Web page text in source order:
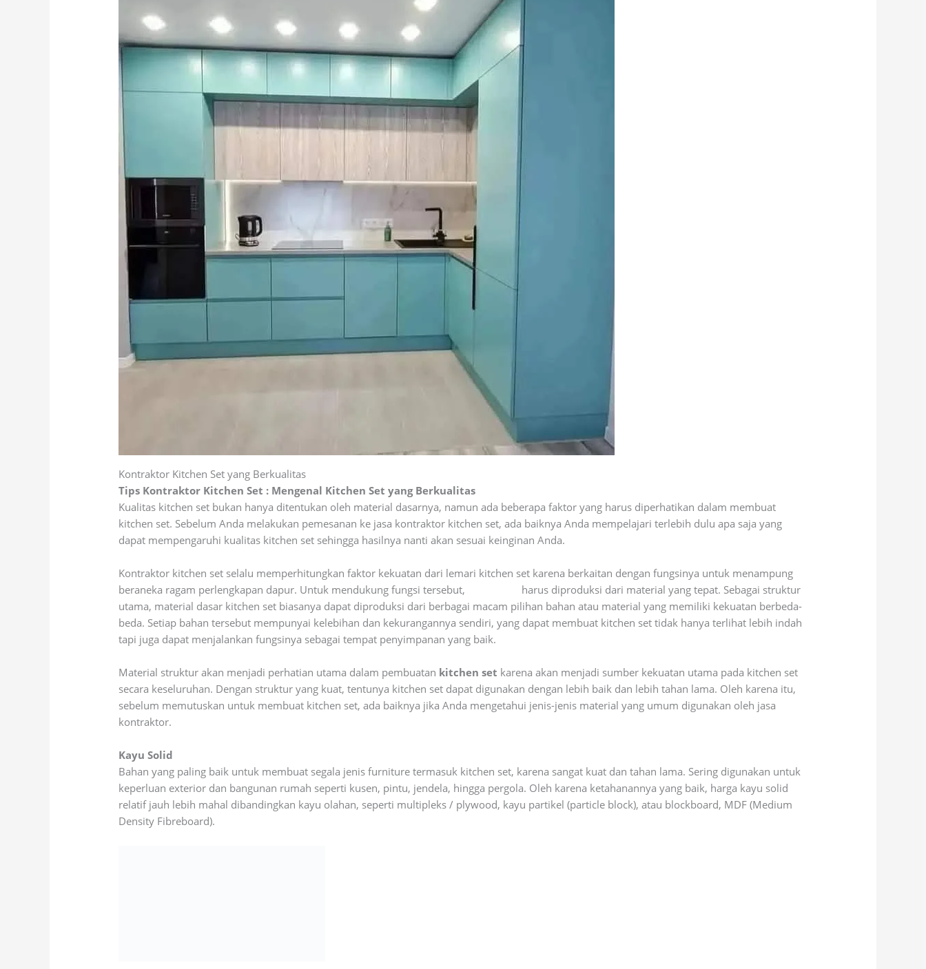
Kontraktor Kitchen Set yang Berkualitas
Tips Kontraktor Kitchen Set : Mengenal Kitchen Set yang Berkualitas
Kualitas kitchen set bukan hanya ditentukan oleh material dasarnya, namun ada beberapa faktor yang harus diperhatikan dalam membuat
kitchen set. Sebelum Anda melakukan pemesanan ke jasa kontraktor kitchen set, ada baiknya Anda mempelajari terlebih dulu apa saja yang
dapat mempengaruhi kualitas kitchen set sehingga hasilnya nanti akan sesuai keinginan Anda.
Kontraktor kitchen set selalu memperhitungkan faktor kekuatan dari lemari kitchen set karena berkaitan dengan fungsinya untuk menampung
beraneka ragam perlengkapan dapur. Untuk mendukung fungsi tersebut,
harus diproduksi dari material yang tepat. Sebagai struktur
utama, material dasar kitchen set biasanya dapat diproduksi dari berbagai macam pilihan bahan atau material yang memiliki kekuatan berbeda-
beda. Setiap bahan tersebut mempunyai kelebihan dan kekurangannya sendiri, yang dapat membuat kitchen set tidak hanya terlihat lebih indah
tapi juga dapat menjalankan fungsinya sebagai tempat penyimpanan yang baik.
Material struktur akan menjadi perhatian utama dalam pembuatan kitchen set karena akan menjadi sumber kekuatan utama pada kitchen set
secara keseluruhan. Dengan struktur yang kuat, tentunya kitchen set dapat digunakan dengan lebih baik dan lebih tahan lama. Oleh karena itu,
sebelum memutuskan untuk membuat kitchen set, ada baiknya jika Anda mengetahui jenis-jenis material yang umum digunakan oleh jasa
kontraktor.
Kayu Solid
Bahan yang paling baik untuk membuat segala jenis furniture termasuk kitchen set, karena sangat kuat dan tahan lama. Sering digunakan untuk
keperluan exterior dan bangunan rumah seperti kusen, pintu, jendela, hingga pergola. Oleh karena ketahanannya yang baik, harga kayu solid
relatif jauh lebih mahal dibandingkan kayu olahan, seperti multipleks / plywood, kayu partikel (particle block), atau blockboard, MDF (Medium
Density Fibreboard).